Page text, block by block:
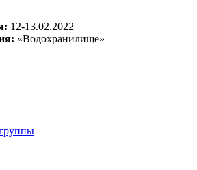
12-13.02.2022
«Водохранилище»